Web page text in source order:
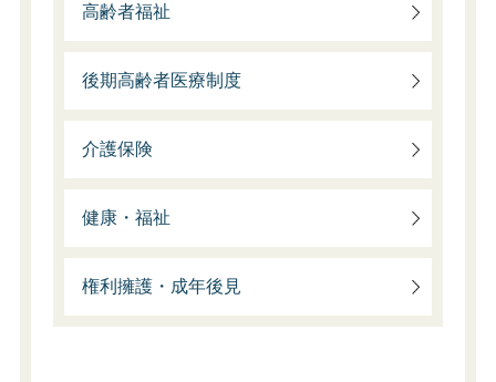
高齢者福祉
後期高齢者医療制度
介護保険
健康・福祉
権利擁護・成年後見